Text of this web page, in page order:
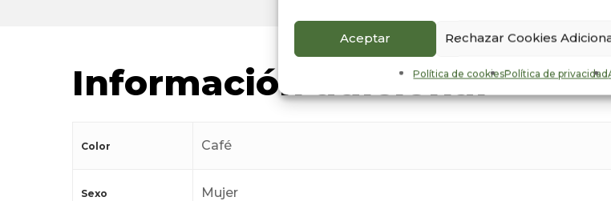
Aceptar Rechazar Cookies
Política de cookiesPolítica de privacidad
Información adicional
Color Café
Sexo Mujer